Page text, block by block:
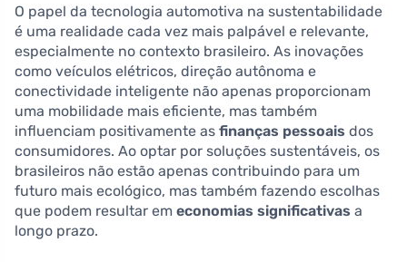
O papel da tecnologia automotiva na sustentabilidade
é uma realidade cada vez mais palpável e relevante,
especialmente no contexto brasileiro. As inovações
como veículos elétricos, direção autônoma e
conectividade inteligente não apenas proporcionam
uma mobilidade mais eficiente, mas também
influenciam positivamente as finanças pessoais dos
consumidores. Ao optar por soluções sustentáveis, os
brasileiros não estão apenas contribuindo para um
futuro mais ecológico, mas também fazendo escolhas
que podem resultar em economias significativas a
longo prazo.